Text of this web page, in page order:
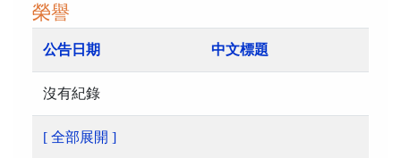
榮譽
公告日期 中文標題
沒有紀錄
[ 全部展開 ]